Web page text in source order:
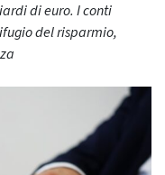
di euro. I conti
del risparmio,